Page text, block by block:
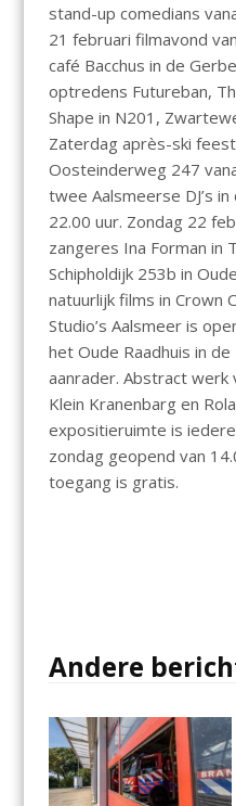
stand-up comedians
21 februari filmavond
café Bacchus in de
optredens Futureban,
Shape in N201,
Zaterdag après-ski
Oosteinderweg 247
twee Aalsmeerse DJ’s
22.00 uur. Zondag 22
zangeres Ina Forman in
Schipholdijk 253b in
natuurlijk films in Crown
Studio’s Aalsmeer is
het Oude Raadhuis in
aanrader. Abstract werk
Klein Kranenbarg en
expositieruimte is
zondag geopend van
toegang is gratis.
Andere